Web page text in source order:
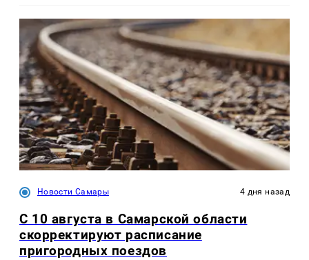
Новости Самары 4 дня назад
С 10 августа в Самарской области
скорректируют расписание
пригородных поездов